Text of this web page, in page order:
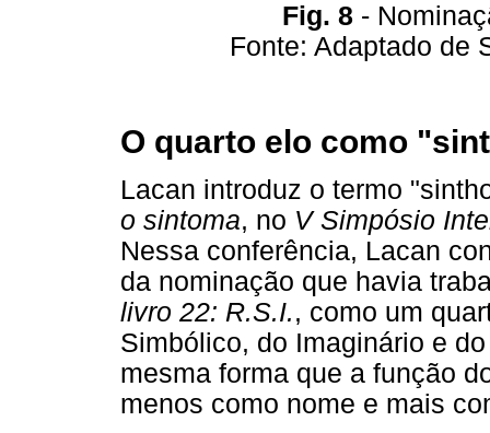
Fig. 8 -
Fonte: Adaptado de
O quarto elo como
Lacan introduz o termo
o sintoma, no V Simpósio
Nessa conferência, Lacan
da nominação que havia
livro 22: R.S.I., como um
Simbólico, do Imaginário e
mesma forma que a função
menos como nome e mais